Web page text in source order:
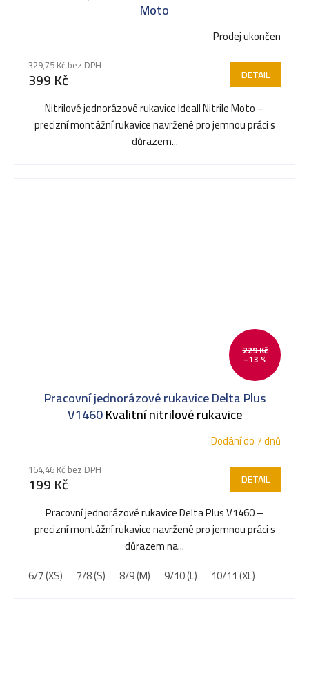
Moto
produktu
je
Prodej ukončen
329,75 Kč bez DPH
399 Kč DETAIL
Nitrilové jednorázové rukavice Ideall Nitrile Moto –
precizní montážní rukavice navržené pro jemnou práci s
důrazem...
229 Kč
–13 %
Pracovní jednorázové rukavice Delta Plus
V1460Kvalitní nitrilové rukavice
Dodání do 7 dnů
164,46 Kč bez DPH
199 Kč DETAIL
Pracovní jednorázové rukavice Delta Plus V1460 –
precizní montážní rukavice navržené pro jemnou práci s
důrazem na...
6/7 (XS)
7/8 (S) 8/9 (M) 9/10 (L) 10/11 (XL)